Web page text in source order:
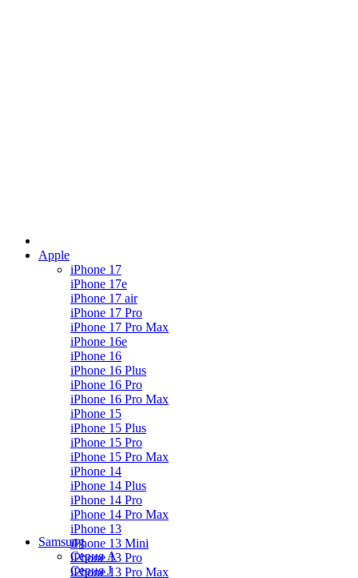
Apple
iPhone 17
iPhone 17e
iPhone 17 air
iPhone 17 Pro
iPhone 17 Pro Max
iPhone 16e
iPhone 16
iPhone 16 Plus
iPhone 16 Pro
iPhone 16 Pro Max
iPhone 15
iPhone 15 Plus
iPhone 15 Pro
iPhone 15 Pro Max
iPhone 14
iPhone 14 Plus
iPhone 14 Pro
iPhone 14 Pro Max
iPhone 13
iPhone 13 Mini
iPhone 13 Pro
iPhone 13 Pro Max
Samsung
Серия А
Серия J